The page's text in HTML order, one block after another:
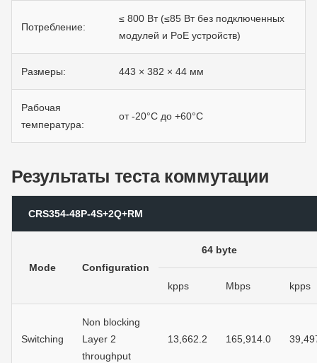
Потребление:
≤ 800 Вт (≤85 Вт без подключенных
модулей и PoE устройств)
Размеры: 443 × 382 × 44 мм
Рабочая
температура:
от -20°C до +60°С
Результаты теста коммутации
CRS354-48P-4S+2Q+RM
Mode Configuration
64 byte
kpps Mbps kpps
Switching
Non blocking
Layer 2
throughput
13,662.2 165,914.0